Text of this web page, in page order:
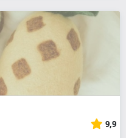
9,9